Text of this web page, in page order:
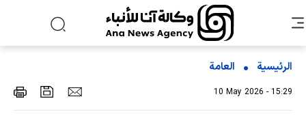
الرئيسية العامة
10 May 2026 - 15:29